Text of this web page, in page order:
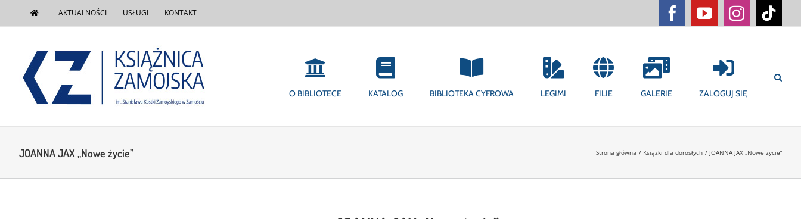
zawartości
AKTUALNOŚCI USŁUGI KONTAKT Facebook
YouTubeInstagram
O BIBLIOTECE KATALOG BIBLIOTEKA CYFROWA LEGIMI FILIE GALERIE ZALOGUJ SIĘ
JOANNA JAX „Nowe życie” Strona główna Książki dla dorosłych JOANNA JAX „Nowe życie”